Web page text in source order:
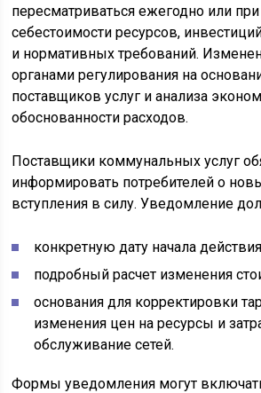
пересматриваться ежегодно или
себестоимости ресурсов,
и нормативных требований.
органами регулирования на
поставщиков услуг и анализа
обоснованности расходов.
Поставщики коммунальных услуг
информировать потребителей о
вступления в силу. Уведомление
конкретную дату начала
подробный расчет изменения
основания для корректировки
изменения цен на ресурсы и
обслуживание сетей.
Формы уведомления могут